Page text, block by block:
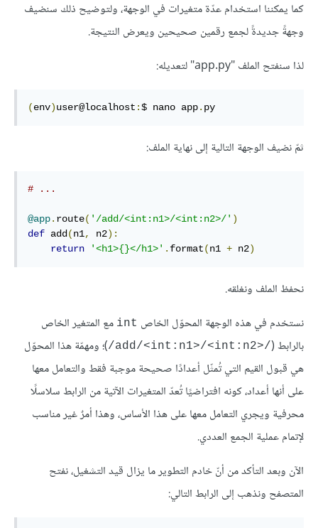
كما يمكننا استخدام عدّة متغيرات في الوجهة، ولتوضيح ذلك سنضيف
وجهةً جديدةً لجمع رقمين صحيحين ويعرض النتيجة.
لذا سنفتح الملف "app.py" لتعديله:
(env)user@localhost :$ nano app. py
ثمّ نضيف الوجهة التالية إلى نهاية الملف:
# ...
@app. route( '/add/<int:n1>/<int:n2>/' )
def add(n1, n2):
return
'<h1>{}</h1>' . format(n1 + n2)
نحفظ الملف ونغلقه.
نستخدم في هذه الوجهة المحوّل الخاص int مع المتغير الخاص
بالرابط (/add/<int:n1>/<int:n2>‎/
)؛ ومهمّة هذا المحوّل
هي قبول القيم التي تُمثّل أعدادًا صحيحة موجبة فقط والتعامل معها
على أنها أعداد، كونه افتراضيًا تُعدّ المتغيرات الآتية من الرابط سلاسلًا
محرفية ويجري التعامل معها على هذا الأساس، وهذا أمرٌ غير مناسب
لإتمام عملية الجمع العددي.
الآن وبعد التأكد من أنّ خادم التطوير ما يزال قيد التشغيل، نفتح
المتصفح ونذهب إلى الرابط التالي: